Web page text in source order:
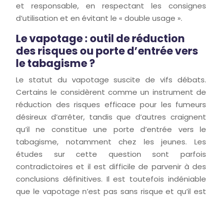
et responsable, en respectant les consignes
d’utilisation et en évitant le « double usage ».
Le vapotage : outil de réduction
des risques ou porte d’entrée vers
le tabagisme ?
Le statut du vapotage suscite de vifs débats.
Certains le considèrent comme un instrument de
réduction des risques efficace pour les fumeurs
désireux d’arrêter, tandis que d’autres craignent
qu’il ne constitue une porte d’entrée vers le
tabagisme, notamment chez les jeunes. Les
études sur cette question sont parfois
contradictoires et il est difficile de parvenir à des
conclusions définitives. Il est toutefois indéniable
que le vapotage n’est pas sans risque et qu’il est